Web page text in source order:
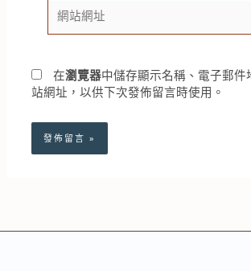
地
址
站
網
在瀏覽器中儲存顯示名稱、電子郵件
站網址，以供下次發佈留言時使用。